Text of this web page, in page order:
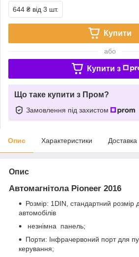
644 ₴ від 3 шт.
Купити
або
Купити з
Що таке купити з Пром?
Замовлення під захистом
Опис Характеристики Доставка
Опис
Автомагнітола Pioneer 2016
Розмір: 1DIN, стандартний розмір
автомобілів
незнімна панель;
Порти: Інфрачервоний порт для
керування;